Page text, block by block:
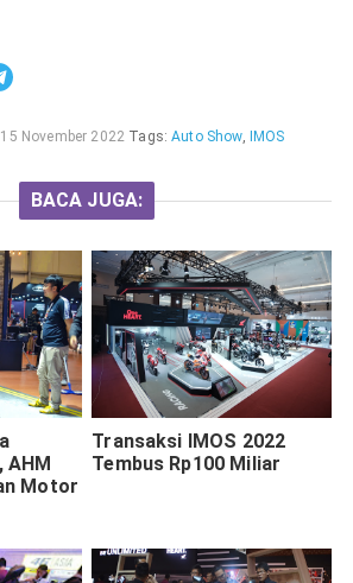
November 2022 Tags:Auto Show, IMOS
BACA JUGA:
AHM
Motor
Transaksi IMOS 2022
Tembus Rp100 Miliar